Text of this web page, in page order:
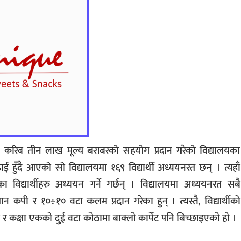
करिब तीन लाख मूल्य बराबरको सहयोग प्रदान गरेको विद्यालयका
हुँदै आएको सो विद्यालयमा १६९ विद्यार्थी अध्ययनरत छन् । त्यहाँ
अध्ययन गर्ने गर्छन् । विद्यालयमा अध्ययनरत सबै
कपी र १०÷१० वटा कलम प्रदान गरेका हुन् । त्यस्तै, विद्यार्थीको
एकको दुई वटा कोठामा बाक्लो कार्पेट पनि बिच्छाइएको हो ।